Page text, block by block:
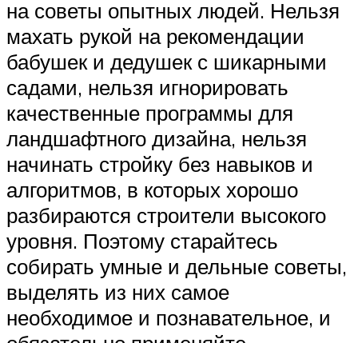
на советы опытных людей. Нельзя
махать рукой на рекомендации
бабушек и дедушек с шикарными
садами, нельзя игнорировать
качественные программы для
ландшафтного дизайна, нельзя
начинать стройку без навыков и
алгоритмов, в которых хорошо
разбираются строители высокого
уровня. Поэтому старайтесь
собирать умные и дельные советы,
выделять из них самое
необходимое и познавательное, и